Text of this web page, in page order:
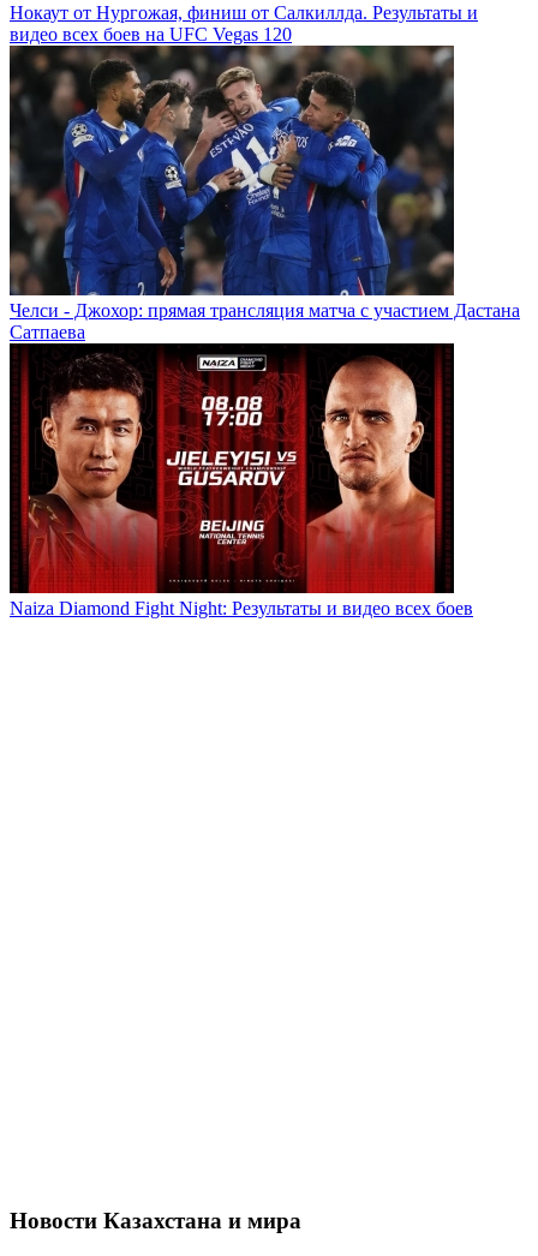
Нокаут от Нургожая, финиш от Салкиллда. Результаты и
видео всех боев на UFC Vegas 120
Челси - Джохор: прямая трансляция матча с участием Дастана
Сатпаева
Naiza Diamond Fight Night: Результаты и видео всех боев
Новости Казахстана и мира